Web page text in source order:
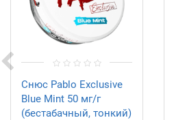
Снюс Pablo Exclusive
Blue Mint 50 мг/г
(бестабачный, тонкий)